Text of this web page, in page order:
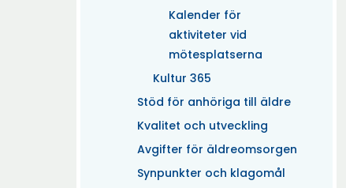
Kalender för
aktiviteter vid
mötesplatserna
Kultur 365
Stöd för anhöriga till äldre
Kvalitet och utveckling
Avgifter för äldreomsorgen
Synpunkter och klagomål